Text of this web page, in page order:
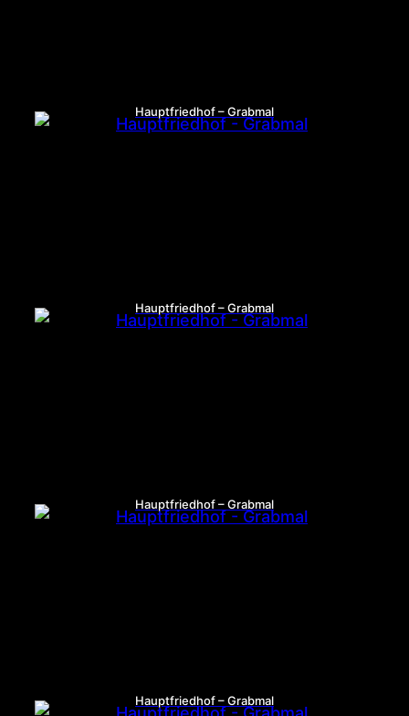
Hauptfriedhof – Grabmal
Hauptfriedhof – Grabmal
Hauptfriedhof – Grabmal
Hauptfriedhof – Grabmal